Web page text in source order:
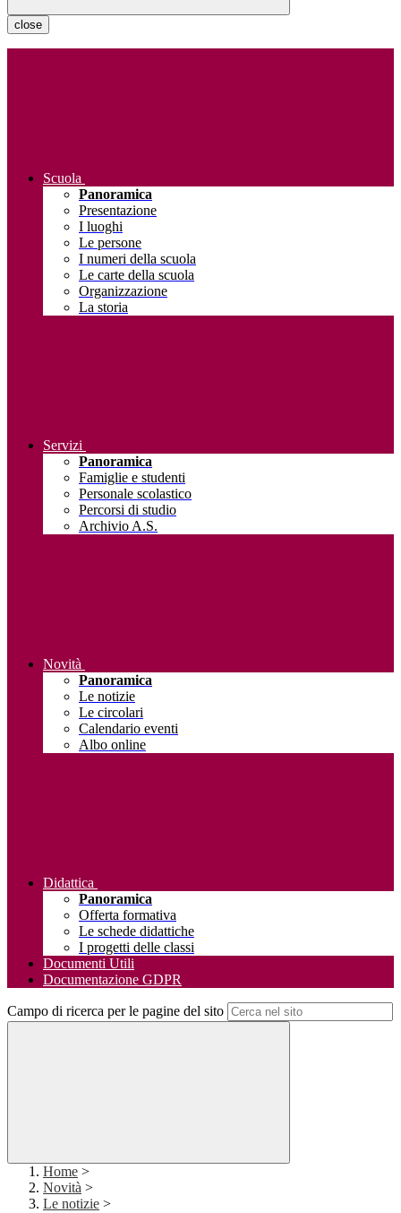
close
Scuola
Panoramica
Presentazione
I luoghi
Le persone
I numeri della scuola
Le carte della scuola
Organizzazione
La storia
Servizi
Panoramica
Famiglie e studenti
Personale scolastico
Percorsi di studio
Archivio A.S.
Novità
Panoramica
Le notizie
Le circolari
Calendario eventi
Albo online
Didattica
Panoramica
Offerta formativa
Le schede didattiche
I progetti delle classi
Documenti Utili
Documentazione GDPR
Campo di ricerca per le pagine del sito
Home >
Novità >
Le notizie >